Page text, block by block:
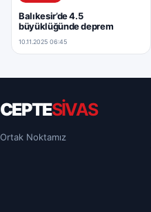
Balıkesir’de 4.5
büyüklüğünde deprem
10.11.2025 06:45
CEPTESİVAS
Ortak Noktamız